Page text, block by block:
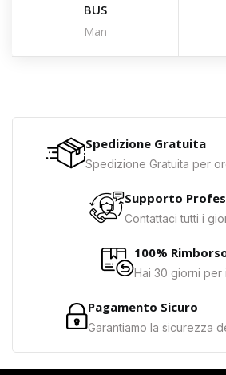
BUS
Man
Spedizione Gratuita
Spedizione Gratuita per
Supporto
Contattaci tutti i
100%
Hai 30 giorni per
Pagamento Sicuro
Garantiamo la sicurezza